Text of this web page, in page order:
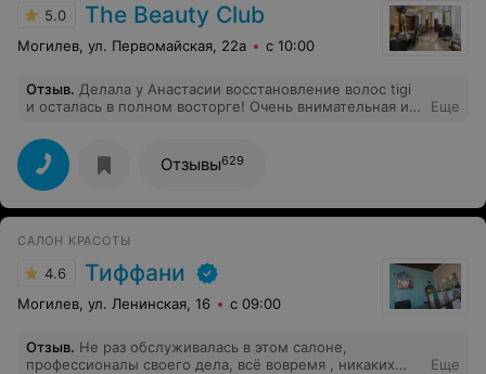
5.0 The Beauty Club
Могилев, ул. Первомайская, 22а с 10:00
Отзыв. Делала у Анастасии восстановление волос tigi
и осталась в полном восторге! Очень внимательная и
Еще
Отзывы629
САЛОН КРАСОТЫ
4.6 Тиффани
Могилев, ул. Ленинская, 16 с 09:00
Отзыв. Не раз обслуживалась в этом салоне,
профессионалы своего дела, всё вовремя , никаких
Еще